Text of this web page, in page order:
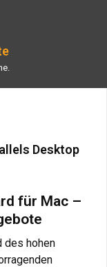
Desktop
für Mac –
des hohen